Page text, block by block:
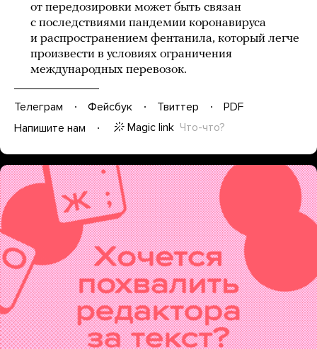
от передозировки может быть связан
с последствиями пандемии коронавируса
и распространением фентанила, который легче
произвести в условиях ограничения
международных перевозок.
Телеграм Фейсбук Твиттер
PDF
Напишите нам
Magic link Что-что?